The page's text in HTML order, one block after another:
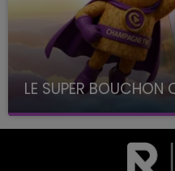
LE SUPER BOUCHON
avec La Famille